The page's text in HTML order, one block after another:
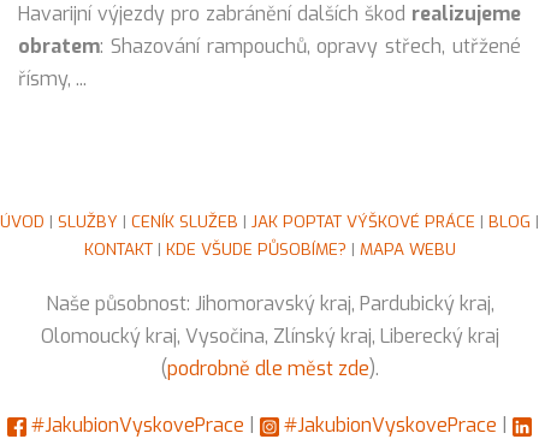
Havarijní výjezdy pro zabránění dalších škod realizujeme
obratem: Shazování rampouchů, opravy střech, utřžené
řísmy, ...
ÚVOD | SLUŽBY | CENÍK SLUŽEB | JAK POPTAT VÝŠKOVÉ PRÁCE | BLOG |
KONTAKT| KDE VŠUDE PŮSOBÍME? | MAPA WEBU
Naše působnost: Jihomoravský kraj, Pardubický kraj,
Olomoucký kraj, Vysočina, Zlínský kraj, Liberecký kraj
(podrobně dle měst zde).
#JakubionVyskovePrace #JakubionVyskovePrace